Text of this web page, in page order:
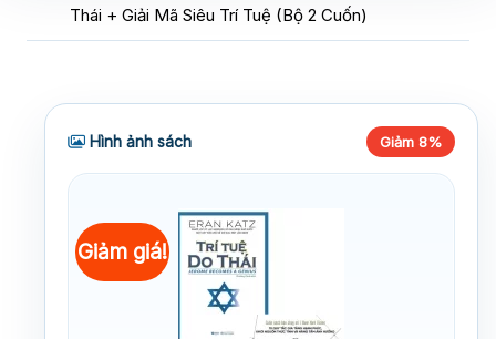
Thái + Giải Mã Siêu Trí Tuệ (Bộ 2 Cuốn)
Hình ảnh sách Giảm 8%
Giảm giá!